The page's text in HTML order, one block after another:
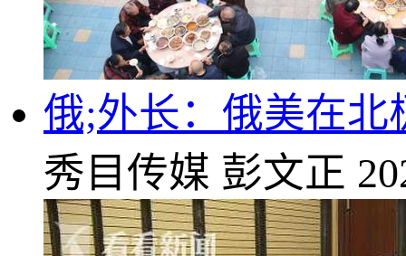
俄;外长：俄美在
秀目传媒 彭文正